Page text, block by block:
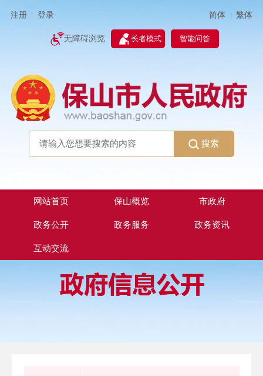
注册 登录 简体 | 繁体
无障碍浏览 长者模式 智能问答
搜索
网站首页 保山概览 市政府
政务公开 政务服务 政务资讯
互动交流